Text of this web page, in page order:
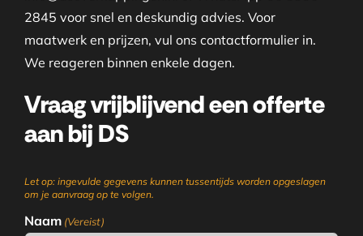
2845 voor snel en deskundig advies. Voor
maatwerk en prijzen, vul ons contactformulier in.
We reageren binnen enkele dagen.
Vraag vrijblijvend een offerte
aan bij DS
Let op: ingevulde gegevens kunnen tussentijds worden opgeslagen
om je aanvraag op te volgen.
Naam (Vereist)